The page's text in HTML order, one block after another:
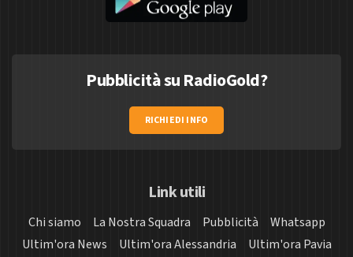
Pubblicità su RadioGold?
RICHIEDI INFO
Link utili
Chi siamo La Nostra Squadra Pubblicità
Whatsapp
Ultim'ora News
Ultim'ora Alessandria
Ultim'ora Pavia